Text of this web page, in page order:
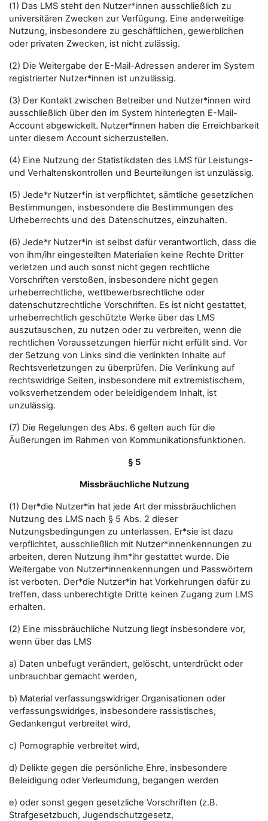
(1) Das LMS steht den Nutzer*innen ausschließlich zu
universitären Zwecken zur Verfügung. Eine anderweitige
Nutzung, insbesondere zu geschäftlichen, gewerblichen
oder privaten Zwecken, ist nicht zulässig.
(2) Die Weitergabe der E-Mail-Adressen anderer im System
registrierter Nutzer*innen ist unzulässig.
(3) Der Kontakt zwischen Betreiber und Nutzer*innen wird
ausschließlich über den im System hinterlegten E-Mail-
Account abgewickelt. Nutzer*innen haben die Erreichbarkeit
unter diesem Account sicherzustellen.
(4) Eine Nutzung der Statistikdaten des LMS für Leistungs-
und Verhaltenskontrollen und Beurteilungen ist unzulässig.
(5) Jede*r Nutzer*in ist verpflichtet, sämtliche gesetzlichen
Bestimmungen, insbesondere die Bestimmungen des
Urheberrechts und des Datenschutzes, einzuhalten.
(6) Jede*r Nutzer*in ist selbst dafür verantwortlich, dass die
von ihm/ihr eingestellten Materialien keine Rechte Dritter
verletzen und auch sonst nicht gegen rechtliche
Vorschriften verstoßen, insbesondere nicht gegen
urheberrechtliche, wettbewerbsrechtliche oder
datenschutzrechtliche Vorschriften. Es ist nicht gestattet,
urheberrechtlich geschützte Werke über das LMS
auszutauschen, zu nutzen oder zu verbreiten, wenn die
rechtlichen Voraussetzungen hierfür nicht erfüllt sind. Vor
der Setzung von Links sind die verlinkten Inhalte auf
Rechtsverletzungen zu überprüfen. Die Verlinkung auf
rechtswidrige Seiten, insbesondere mit extremistischem,
volksverhetzendem oder beleidigendem Inhalt, ist
unzulässig.
(7) Die Regelungen des Abs. 6 gelten auch für die
Äußerungen im Rahmen von Kommunikationsfunktionen.
§ 5
Missbräuchliche Nutzung
(1) Der*die Nutzer*in hat jede Art der missbräuchlichen
Nutzung des LMS nach § 5 Abs. 2 dieser
Nutzungsbedingungen zu unterlassen. Er*sie ist dazu
verpflichtet, ausschließlich mit Nutzer*innenkennungen zu
arbeiten, deren Nutzung ihm*ihr gestattet wurde. Die
Weitergabe von Nutzer*innenkennungen und Passwörtern
ist verboten. Der*die Nutzer*in hat Vorkehrungen dafür zu
treffen, dass unberechtigte Dritte keinen Zugang zum LMS
erhalten.
(2) Eine missbräuchliche Nutzung liegt insbesondere vor,
wenn über das LMS
a) Daten unbefugt verändert, gelöscht, unterdrückt oder
unbrauchbar gemacht werden,
b) Material verfassungswidriger Organisationen oder
verfassungswidriges, insbesondere rassistisches,
Gedankengut verbreitet wird,
c) Pornographie verbreitet wird,
d) Delikte gegen die persönliche Ehre, insbesondere
Beleidigung oder Verleumdung, begangen werden
e) oder sonst gegen gesetzliche Vorschriften (z.B.
Strafgesetzbuch, Jugendschutzgesetz,